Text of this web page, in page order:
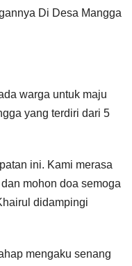
Di Desa Mangga
warga untuk maju
yang terdiri dari 5
ini. Kami merasa
mohon doa semoga
didampingi
mengaku senang